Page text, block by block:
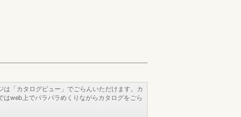
は「カタログビュー」でごらんいただけます。カ
はweb上でパラパラめくりながらカタログをごら